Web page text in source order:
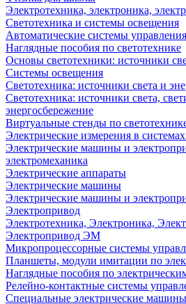
Электротехника, электроника,
Светотехника и системы освещения
Автоматические системы
Наглядные пособия по светотехнике
Основы светотехники: источники
Системы освещения
Светотехника: источники света и
Светотехника: источники света,
энергосбережение
Виртуальные стенды по
Электрические измерения в
Электрические машины и
электромеханика
Электрические аппараты
Электрические машины
Электрические машины и
Электропривод
Электротехника, Электроника,
Электропривод ЭМ
Микропроцессорные системы
Планшеты, модули имитации по
Наглядные пособия по
Релейно-контактные системы
Специальные электрические машины